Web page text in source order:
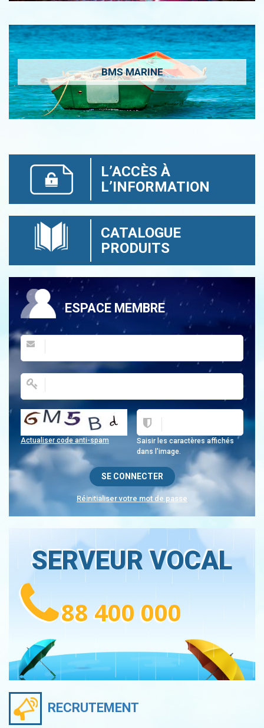
BMS MARINE
L’ACCÈS À
L’INFORMATION
CATALOGUE
PRODUITS
ESPACE MEMBRE
Saisir les caractères affichés
dans l'image.
Actualiser code anti-spam
Réinitialiser votre mot de passe
SERVEUR VOCAL
88 400 000
RECRUTEMENT